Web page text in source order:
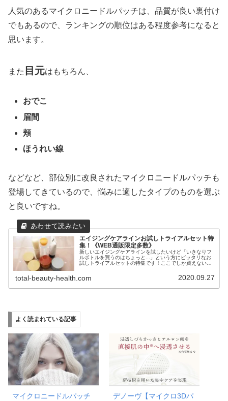
人気のあるマイクロニードルパッチは、品質が良い裏付け
でもあるので、ランキングの順位はある程度参考になると
思います。
また 目元はもちろん、
おでこ
眉間
頬
ほうれい線
などなど、部位別に改良されたマイクロニードルパッチも
登場してきているので、悩みに適したタイプのものを選ぶ
と良いですね。
エイジングケアラインお試しトライアルセット特
集！《WEB通販限定多数》
新しいエイジングケアラインを試したいけど「いきなりフ
ルボトルを買うのはちょっと...」という方にピッタリなお
試しトライアルセットの特集です！ここでしか買えない
total-beauty-health.com 2020.09.27
よく読まれている記事
マイクロニードルパッチ
デノーヴ【マイクロ3Dパ